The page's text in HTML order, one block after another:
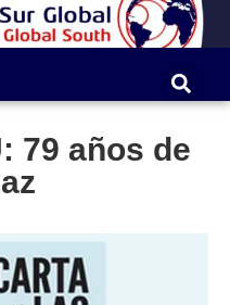
79 años de